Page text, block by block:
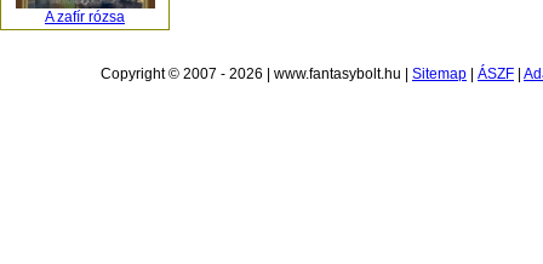
A zafír rózsa
Copyright © 2007 - 2026 | www.fantasybolt.hu | Sitemap ÁSZF